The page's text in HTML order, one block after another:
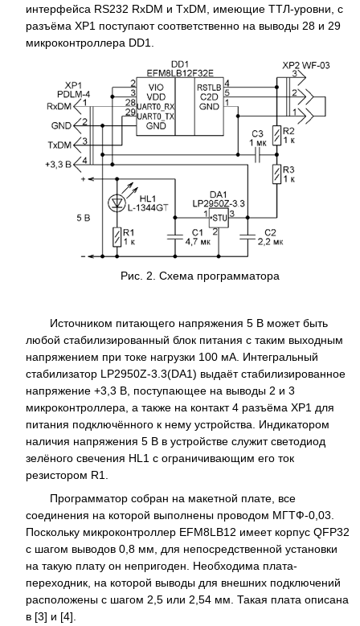
интерфейса RS232 RxDM и TxDM, имеющие ТТЛ-уровни, с
разъёма XP1 поступают соответственно на выводы 28 и 29
микроконтроллера DD1.
Рис. 2. Схема программатора
Источником питающего напряжения 5 В может быть
любой стабилизированный блок питания с таким выходным
напряжением при токе нагрузки 100 мА. Интегральный
стабилизатор LP2950Z-3.3(DA1) выдаёт стабилизированное
напряжение +3,3 В, поступающее на выводы 2 и 3
микроконтроллера, а также на контакт 4 разъёма XP1 для
питания подключённого к нему устройства. Индикатором
наличия напряжения 5 В в устройстве служит светодиод
зелёного свечения HL1 с ограничивающим его ток
резистором R1.
Программатор собран на макетной плате, все
соединения на которой выполнены проводом МГТФ-0,03.
Поскольку микроконтроллер EFM8LB12 имеет корпус QFP32
с шагом выводов 0,8 мм, для непосредственной установки
на такую плату он непригоден. Необходима плата-
переходник, на которой выводы для внешних подключений
расположены с шагом 2,5 или 2,54 мм. Такая плата описана
в [3] и [4].